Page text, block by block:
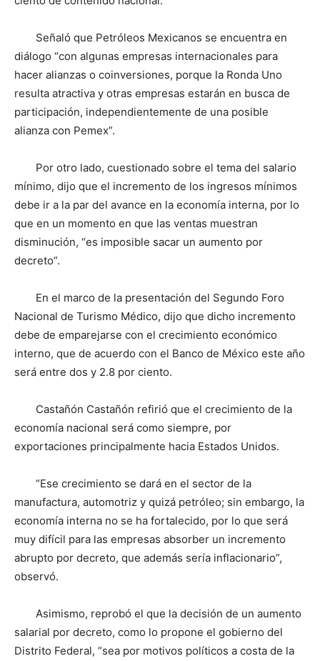
Señaló que Petróleos Mexicanos se encuentra en
diálogo “con algunas empresas internacionales para
hacer alianzas o coinversiones, porque la Ronda Uno
resulta atractiva y otras empresas estarán en busca de
participación, independientemente de una posible
alianza con Pemex”.
Por otro lado, cuestionado sobre el tema del salario
mínimo, dijo que el incremento de los ingresos mínimos
debe ir a la par del avance en la economía interna, por lo
que en un momento en que las ventas muestran
disminución, “es imposible sacar un aumento por
decreto”.
En el marco de la presentación del Segundo Foro
Nacional de Turismo Médico, dijo que dicho incremento
debe de emparejarse con el crecimiento económico
interno, que de acuerdo con el Banco de México este año
será entre dos y 2.8 por ciento.
Castañón Castañón refirió que el crecimiento de la
economía nacional será como siempre, por
exportaciones principalmente hacia Estados Unidos.
“Ese crecimiento se dará en el sector de la
manufactura, automotriz y quizá petróleo; sin embargo, la
economía interna no se ha fortalecido, por lo que será
muy difícil para las empresas absorber un incremento
abrupto por decreto, que además sería inflacionario”,
observó.
Asimismo, reprobó el que la decisión de un aumento
salarial por decreto, como lo propone el gobierno del
Distrito Federal, “sea por motivos políticos a costa de la